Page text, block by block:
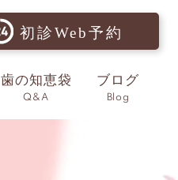
初診Web予約
歯の知恵袋
Q&A
ブログ
Blog